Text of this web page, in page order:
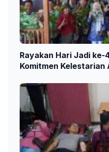
Rayakan Hari Jadi ke-
Komitmen Kelestarian